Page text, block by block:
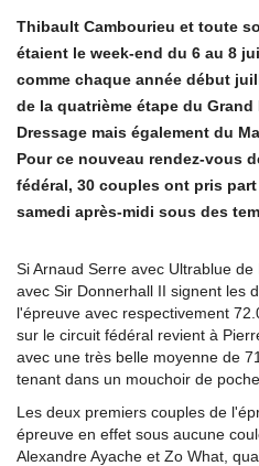
Thibault Cambourieu et toute
étaient le week-end du 6 au 8
comme chaque année début
de la quatrième étape du Grand
Dressage mais également du
Pour ce nouveau rendez-vous
fédéral, 30 couples ont pris
samedi après-midi sous des
Si Arnaud Serre avec Ultrablue
avec Sir Donnerhall II signent les
l'épreuve avec respectivement
sur le circuit fédéral revient à
avec une très belle moyenne de
tenant dans un mouchoir de poche.
Les deux premiers couples de
épreuve en effet sous aucune
Alexandre Ayache et Zo What,